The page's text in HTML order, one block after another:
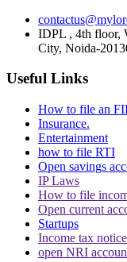
IDPL , 4th floor,
City, Noida-
Useful Links
How to file an
Insurance.
Entertainment
how to file RTI
Open savings
IP Laws
How to file
Open current
Startups
Income tax
open NRI